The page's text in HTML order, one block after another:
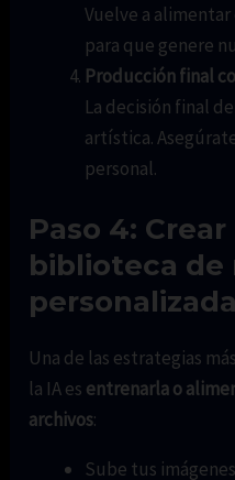
Vuelve a
para que genere
Producción final
La decisión final
artística.
personal.
Paso 4: Crear
biblioteca de
personalizada
Una de las estrategias
la IA es entrenarla o
archivos:
Sube tus